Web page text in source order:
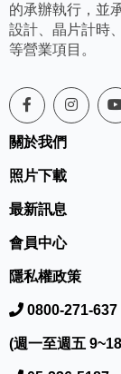
的承辦執行，並
設計、晶片計時
等營業項目。
關於我們
照片下載
最新訊息
會員中心
隱私權政策
0800-271-637
(週一至週五